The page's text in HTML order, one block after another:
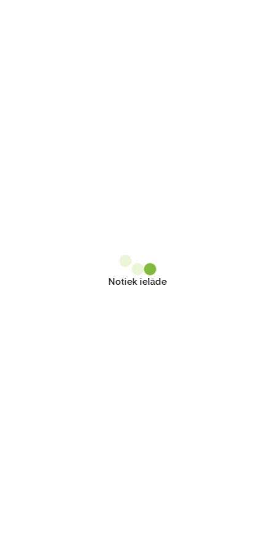
Notiek ielāde